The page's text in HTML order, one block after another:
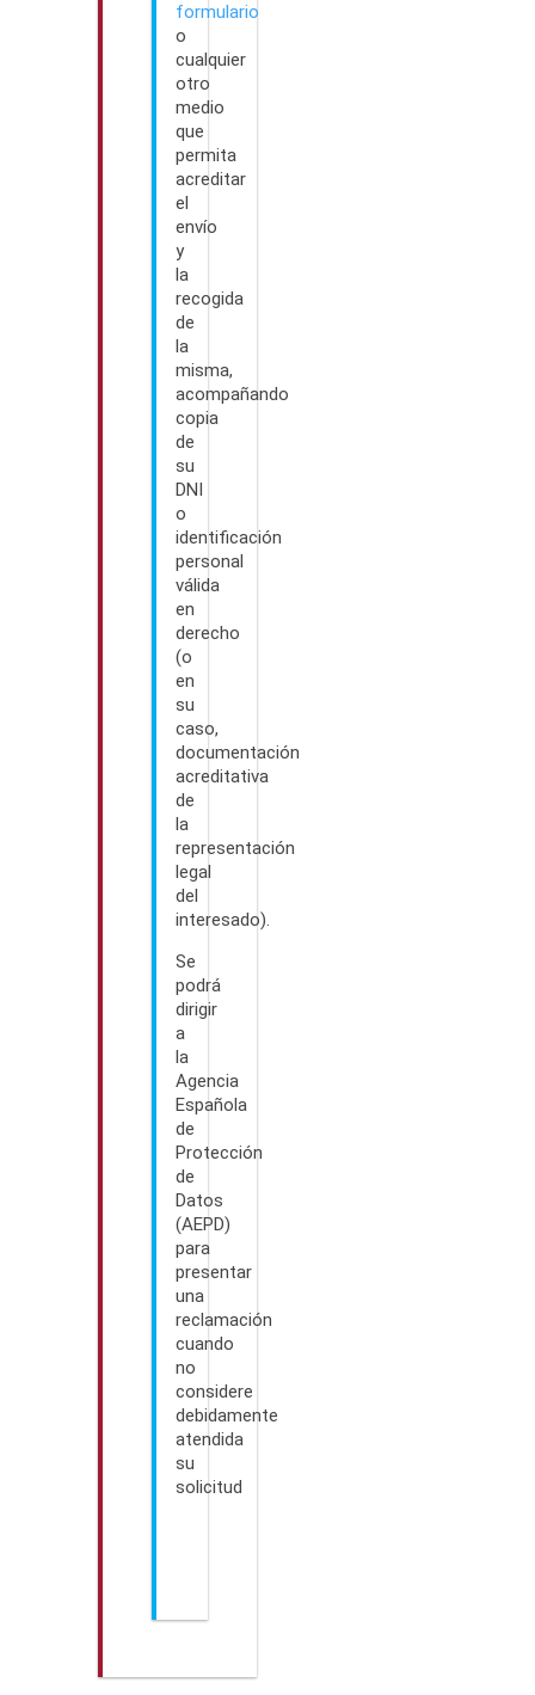
formulario
o
cualquier
otro
medio
que
permita
acreditar
el
envío
y
la
recogida
de
la
misma,
acompañando
copia
de
su
DNI
o
identificación
personal
válida
en
derecho
(o
en
su
caso,
documentación
acreditativa
de
la
representación
legal
del
interesado).
Se
podrá
dirigir
a
la
Agencia
Española
de
Protección
de
Datos
(AEPD)
para
presentar
una
reclamación
cuando
no
considere
debidamente
atendida
su
solicitud